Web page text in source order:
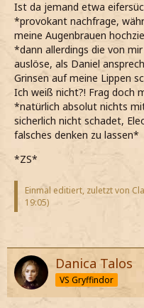
Ist da jemand etwa
*provokant nachfrage,
meine Augenbrauen
*dann allerdings die von
auslöse, als Daniel
Grinsen auf meine Lippen
Ich weiß nicht?! Frag doch
*natürlich absolut nichts
sicherlich nicht schadet,
falsches denken zu lassen*
*ZS*
Einmal editiert, zuletzt von
19:05)
Danica Talos
VS Gryffindor